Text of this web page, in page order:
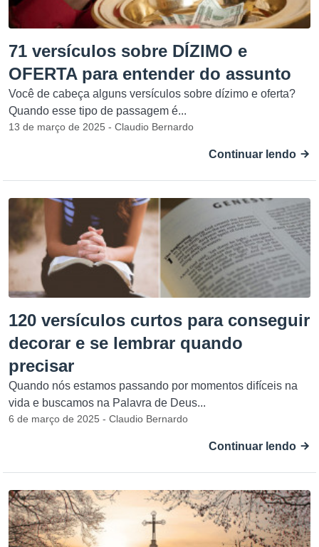
71 versículos sobre DÍZIMO e
OFERTA para entender do assunto
Você de cabeça alguns versículos sobre dízimo e oferta?
Quando esse tipo de passagem é...
13 de março de 2025 - Claudio Bernardo
Continuar lendo
120 versículos curtos para conseguir
decorar e se lembrar quando
precisar
Quando nós estamos passando por momentos difíceis na
vida e buscamos na Palavra de Deus...
6 de março de 2025 - Claudio Bernardo
Continuar lendo